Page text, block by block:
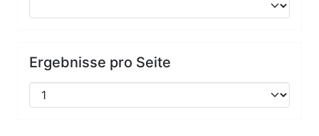
Ergebnisse pro Seite